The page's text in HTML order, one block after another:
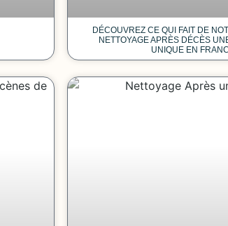
DÉCOUVREZ CE QUI FAIT DE
NETTOYAGE APRÈS DÉCÈS
UNIQUE EN